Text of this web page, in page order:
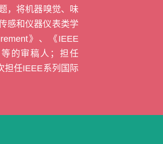
，将机器嗅觉、味
感和仪器仪表类学
》、《 IEEE
的审稿人；担任
担任IEEE系列国际